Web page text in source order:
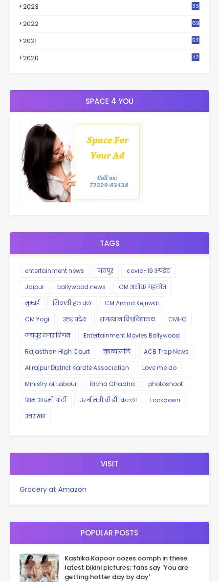
2023
33
2022 69
2021
52
2020
42
SPACE 4 YOU
TAGS
entertainment news जयपुर
covid-19 अपडेट
Jaipur
bollywood news
CM अशोक गहलोत
मुम्बई
सियासी हलचल
CM Arvind Kejriwal
CM Yogi
उत्तर प्रदेश राजस्थान विश्वविद्यालय
CMHO
जयपुर नगर निगम
Entertainment Movies Bollywood
Rajasthan High Court
काव्यांजलि
ACB Trap News
Alirajpur District Karate Association
Love me do
Ministry of Labour
Richa Chadha
photoshoot
आम आदमी पार्टी
ऊर्जा मंत्री बी.डी. कल्ला
Lockdown
उत्तराखंड
VISIT
Grocery at Amazon
POPULAR POSTS
Kashika Kapoor oozes oomph in these
latest bikini pictures; fans say 'You are
getting hotter day by day'